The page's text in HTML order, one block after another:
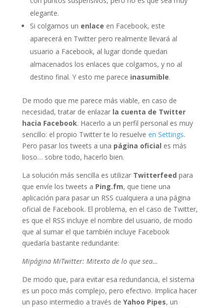
elegante.
Si colgamos un enlace en Facebook, este
aparecerá en Twitter pero realmente llevará al
usuario a Facebook, al lugar donde quedan
almacenados los enlaces que colgamos, y no al
destino final. Y esto me parece inasumible.
De modo que me parece más viable, en caso de
necesidad, tratar de enlazar la cuenta de Twitter
hacia Facebook. Hacerlo a un perfil personal es muy
sencillo: el propio Twitter te lo resuelve en Settings.
Pero pasar los tweets a una página oficial es más
lioso… sobre todo, hacerlo bien.
La solución más sencilla es utilizar Twitterfeed para
que envíe los tweets a Ping.fm, que tiene una
aplicación para pasar un RSS cualquiera a una página
oficial de Facebook. El problema, en el caso de Twitter,
es que el RSS incluye el nombre del usuario, de modo
que al sumar el que también incluye Facebook
quedaría bastante redundante:
Mipágina MiTwitter: Mitexto de lo que sea…
De modo que, para evitar esa redundancia, el sistema
es un poco más complejo, pero efectivo. Implica hacer
un paso intermedio a través de Yahoo Pipes, un